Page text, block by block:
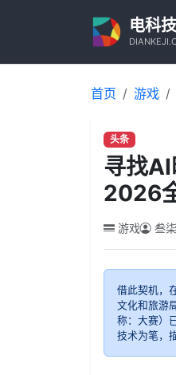
电科技
首页 游戏
头条
寻找
2026
游戏 叁柒
借此契机，
文化和旅游
称：大赛）
技术为笔，